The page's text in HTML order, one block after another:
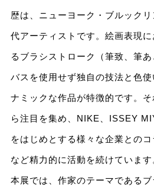
歴は、ニューヨーク・ブルック
代アーティストです。絵画表現
るブラシストローク（筆致、筆
バスを使用せず独自の技法と色
ナミックな作品が特徴的です。
ら注目を集め、NIKE、ISSEY
をはじめとする様々な企業との
など精力的に活動を続けています
本展では、作家のテーマである